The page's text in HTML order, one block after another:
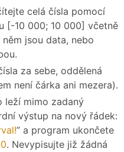
celá čísla pomocí
[-10 000; 10 000] včetně
jsou data, nebo
za sebe, oddělená
není čárka ani mezera).
leží mimo zadaný
výstup na nový řádek:
” a program ukončete
. Nevypisujte již žádná